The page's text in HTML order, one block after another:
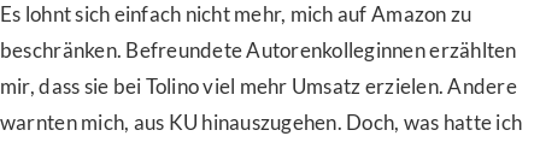
Es lohnt sich einfach nicht mehr, mich auf Amazon zu
beschränken. Befreundete Autorenkolleginnen erzählten
mir, dass sie bei Tolino viel mehr Umsatz erzielen. Andere
warnten mich, aus KU hinauszugehen. Doch, was hatte ich